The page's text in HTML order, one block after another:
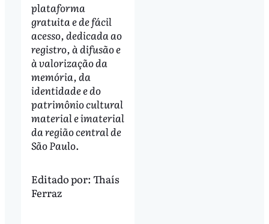
plataforma
gratuita e de fácil
acesso, dedicada ao
registro, à difusão e
à valorização da
memória, da
identidade e do
patrimônio cultural
material e imaterial
da região central de
São Paulo.
Editado por: Thaís
Ferraz